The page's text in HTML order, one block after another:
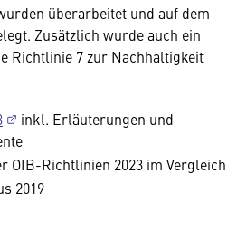
überarbeitet und auf dem
Zusätzlich wurde auch ein
Richtlinie 7 zur Nachhaltigkeit
inkl. Erläuterungen und
OIB-Richtlinien 2023 im Vergleich
2019